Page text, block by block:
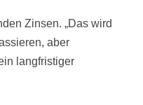
Zinsen. „Das wird
aber
langfristiger